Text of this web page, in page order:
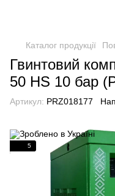
Каталог продукції
Гвинтовий
50 HS 10 бар
Артикул: PRZ018177
5